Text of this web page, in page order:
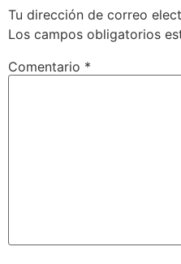
Tu dirección de correo
Los campos obligatorios
Comentario *